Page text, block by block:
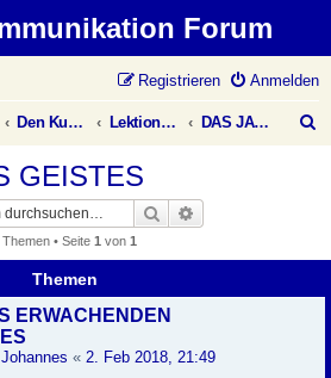
Forum
Anmelden
Registrieren
Den Kurs leben Lektionen des Übungsbuches DAS JAHR DES GEISTES
e
GEISTES
Suche
Themen • Seite 1 von 1
Themen
ERWACHENDEN
Johannes « 2. Feb 2018, 21:49